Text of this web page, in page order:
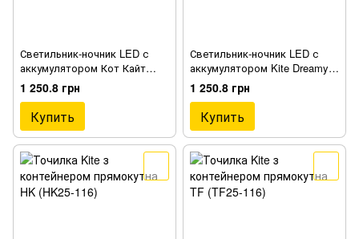
Светильник-ночник LED с
аккумулятором Кот Кайт
Dreamy Bunny K25-315-1-3,
синий
1 250.8 грн
Купить
Светильник-ночник LED с
аккумулятором Kite Dreamy
Bunny K25-315-1-1, белый
1 250.8 грн
Купить